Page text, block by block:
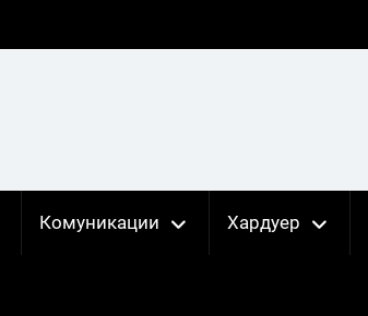
Комуникации Хардуер